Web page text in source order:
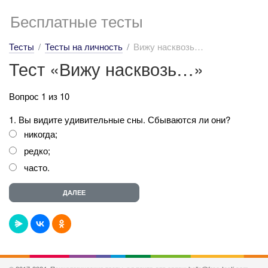
Бесплатные тесты
Тесты Тесты на личность Вижу насквозь…
Тест «Вижу насквозь…»
Вопрос 1 из 10
1. Вы видите удивительные сны. Сбываются ли они?
никогда;
редко;
часто.